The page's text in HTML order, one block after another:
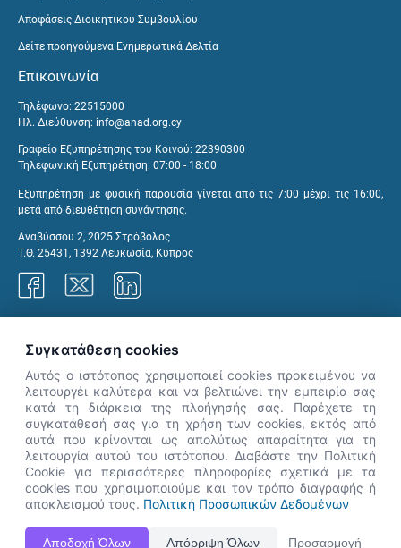
Αποφάσεις Διοικητικού Συμβουλίου
Δείτε προηγούμενα Ενημερωτικά Δελτία
Επικοινωνία
Τηλέφωνο: 22515000
Ηλ. Διεύθυνση: info@anad.org.cy
Γραφείο Εξυπηρέτησης του Κοινού: 22390300
Τηλεφωνική Εξυπηρέτηση: 07:00 - 18:00
Εξυπηρέτηση με φυσική παρουσία γίνεται από τις 7:00 μέχρι τις 16:00,
μετά από διευθέτηση συνάντησης.
Αναβύσσου 2, 2025 Στρόβολος
Τ.Θ. 25431, 1392 Λευκωσία, Κύπρος
Η Ιστοσελίδα ΑνΑΔ είναι πλήρως συμβατή με τις νεότερες εκδόσεις, Google Chrome, Mozilla Firefox,
Apple Safari καθώς και Internet Explorer.
👋 Καλώς ήρθες! Είμαι η Νόησις.
Πες μου πώς μπορώ να σε βοηθήσω
σήμερα.
Συγκατάθεση cookies
Αυτός ο ιστότοπος χρησιμοποιεί cookies προκειμένου να
λειτουργέι καλύτερα και να βελτιώνει την εμπειρία σας
κατά τη διάρκεια της πλοήγησής σας. Παρέχετε τη
συγκατάθεσή σας για τη χρήση των cookies, εκτός από
αυτά που κρίνονται ως απολύτως απαραίτητα για τη
λειτουργία αυτού του ιστότοπου. Διαβάστε την Πολιτική
Cookie για περισσότερες πληροφορίες σχετικά με τα
cookies που χρησιμοποιούμε και τον τρόπο διαγραφής ή
αποκλεισμού τους. Πολιτική Προσωπικών Δεδομένων
Αποδοχή Όλων Απόρριψη Όλων Προσαρμογή